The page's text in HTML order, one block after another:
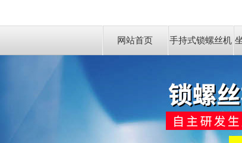
网站首页 手持式锁螺丝机